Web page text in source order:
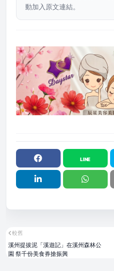
動加入原文連結。
較舊
溪州提拔泥「溪遊記」在溪州森林公
園 祭千份美食券搶振興